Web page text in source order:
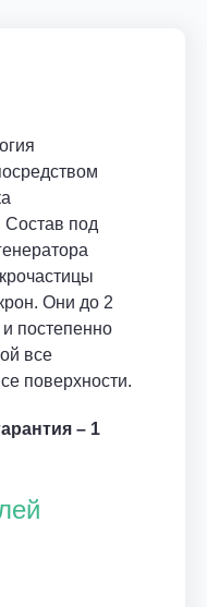
Состав под
Они до 2
постепенно
все
поверхности.
– 1